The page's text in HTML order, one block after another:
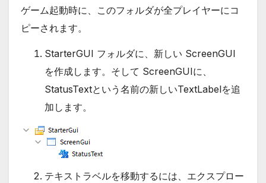
ゲーム起動時に、このフォルダが全プレイヤーにコ
ピーされます。
StarterGUI フォルダに、新しい ScreenGUI
を作成します。そして ScreenGUIに、
StatusTextという名前の新しいTextLabelを追
加します。
テキストラベルを移動するには、エクスプロー